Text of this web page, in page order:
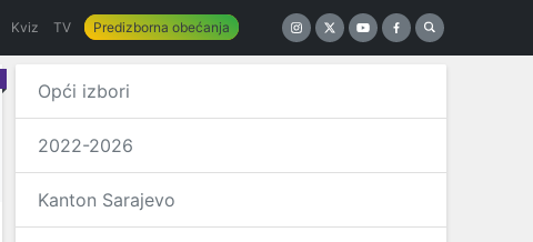
Kviz TV Predizborna obećanja
Opći izbori
2022-2026
Kanton Sarajevo